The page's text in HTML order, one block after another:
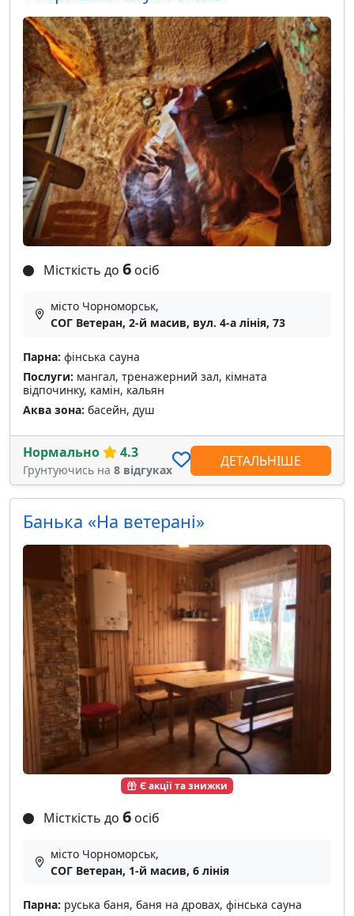
Місткість до 6 осіб
місто Чорноморськ,
СОГ Ветеран, 2-й масив, вул. 4-а лінія, 73
Парна: фінська сауна
Послуги: мангал, тренажерний зал, кімната
відпочинку, камін, кальян
Аква зона: басейн, душ
Нормально 4.3
Грунтуючись на 8 відгуках
ДЕТАЛЬНІШЕ
Є акції та знижки
Банька «На ветерані»
Місткість до 6 осіб
місто Чорноморськ,
СОГ Ветеран, 1-й масив, 6 лінія
Парна: руська баня, баня на дровах, фінська сауна